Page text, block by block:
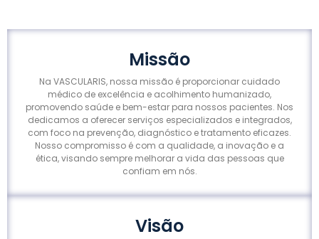
Missão
Na VASCULARIS, nossa missão é proporcionar cuidado
médico de excelência e acolhimento humanizado,
promovendo saúde e bem-estar para nossos pacientes. Nos
dedicamos a oferecer serviços especializados e integrados,
com foco na prevenção, diagnóstico e tratamento eficazes.
Nosso compromisso é com a qualidade, a inovação e a
ética, visando sempre melhorar a vida das pessoas que
confiam em nós.
Visão